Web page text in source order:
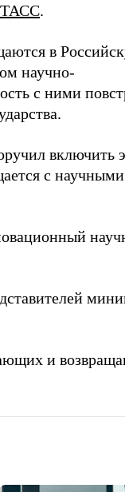
ТАСС.
в
научно-
с ними
включить
с научными
и